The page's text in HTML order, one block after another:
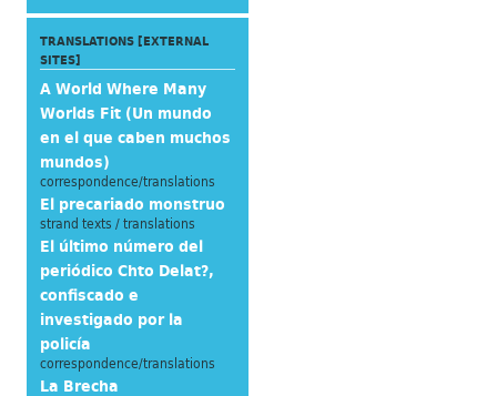
TRANSLATIONS [EXTERNAL
SITES]
A World Where Many
Worlds Fit (Un mundo
en el que caben muchos
mundos)
correspondence/translations
El precariado monstruo
strand texts / translations
El último número del
periódico Chto Delat?,
confiscado e
investigado por la
policía
correspondence/translations
La Brecha